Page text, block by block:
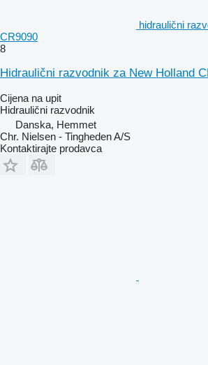
hidraulični
CR9090
8
Hidraulični razvodnik za New Holland
Cijena na upit
Hidraulični razvodnik
Danska, Hemmet
Chr. Nielsen - Tingheden A/S
Kontaktirajte prodavca